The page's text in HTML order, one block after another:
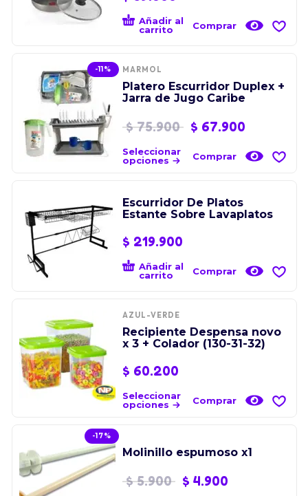
Añadir al
carrito
Comprar
-11% MARMOL
Platero Escurridor Duplex +
Jarra de Jugo Caribe
$75.900 $ 67.900
Seleccionar
opciones
Comprar
Escurridor De Platos
Estante Sobre Lavaplatos
$ 219.900
Añadir al
carrito
Comprar
AZUL-VERDE
Recipiente Despensa novo
x 3 + Colador (130-31-32)
$ 60.200
Seleccionar
opciones
Comprar
-17%
Molinillo espumoso x1
$5.900 $ 4.900